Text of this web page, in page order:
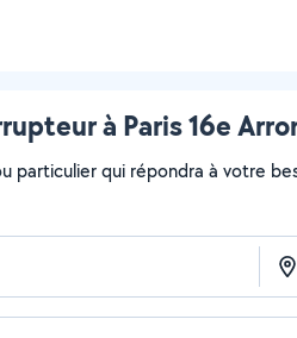
à Paris 16e
particulier qui répondra à votre